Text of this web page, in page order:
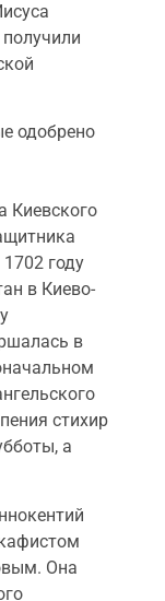
получили
одобрено
Киевского
году
в Киево-
в
стихир
а
Она